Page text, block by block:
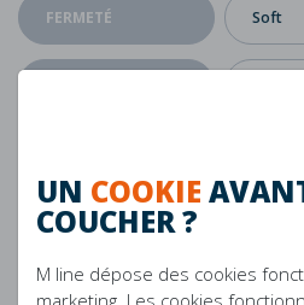
UN COOKIE
COUCHER ?
M line dépose des cookies
marketing. Les cookies
FERMETÉ Soft
CONVIENT AUX